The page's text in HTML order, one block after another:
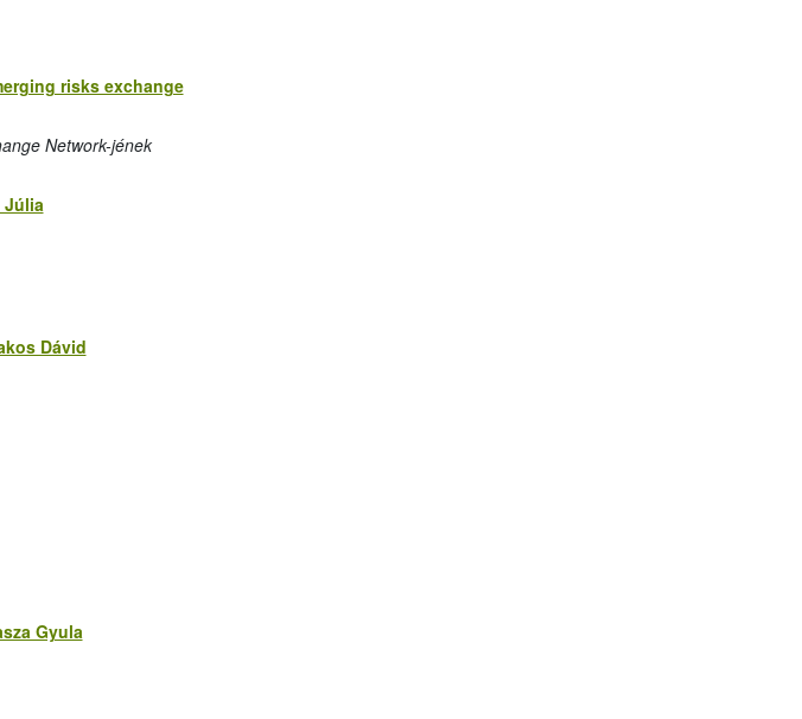
risks exchange
Network-jének
Júlia
Dávid
Gyula